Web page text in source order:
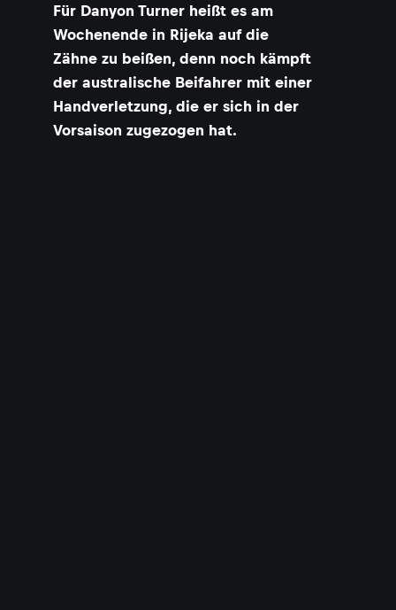
Für Danyon Turner heißt es am
Wochenende in Rijeka auf die
Zähne zu beißen, denn noch kämpft
der australische Beifahrer mit einer
Handverletzung, die er sich in der
Vorsaison zugezogen hat.